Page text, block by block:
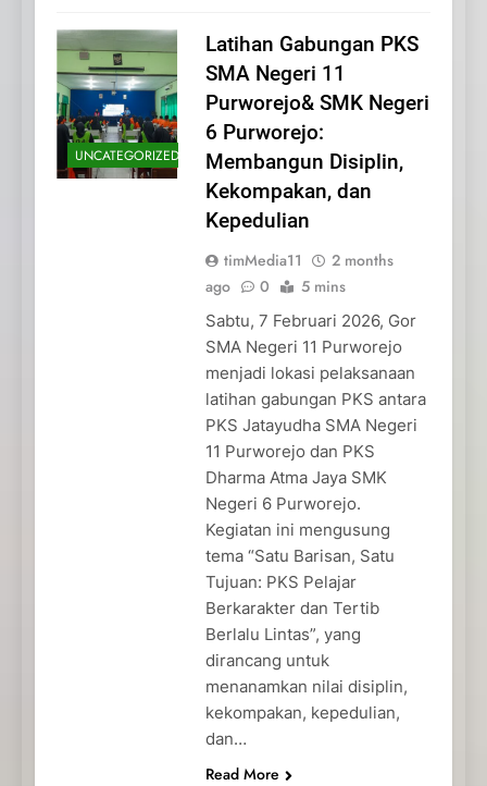
UNCATEGORIZED
Latihan Gabungan PKS
SMA Negeri 11
Purworejo& SMK Negeri
6 Purworejo:
Membangun Disiplin,
Kekompakan, dan
Kepedulian
timMedia11
2 months
ago
0 5 mins
Sabtu, 7 Februari 2026, Gor
SMA Negeri 11 Purworejo
menjadi lokasi pelaksanaan
latihan gabungan PKS antara
PKS Jatayudha SMA Negeri
11 Purworejo dan PKS
Dharma Atma Jaya SMK
Negeri 6 Purworejo.
Kegiatan ini mengusung
tema “Satu Barisan, Satu
Tujuan: PKS Pelajar
Berkarakter dan Tertib
Berlalu Lintas”, yang
dirancang untuk
menanamkan nilai disiplin,
kekompakan, kepedulian,
dan…
Read More